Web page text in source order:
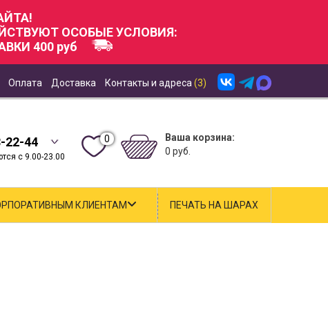
ОСОБЫЕ УСЛОВИЯ:
400 руб
Оплата Доставка Контакты и адреса (3)
22-44
с 9.00-23.00
0
Ваша корзина:
0 руб.
КЛИЕНТАМ ПЕЧАТЬ НА ШАРАХ